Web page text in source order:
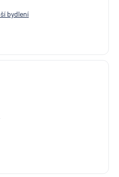
bydlení